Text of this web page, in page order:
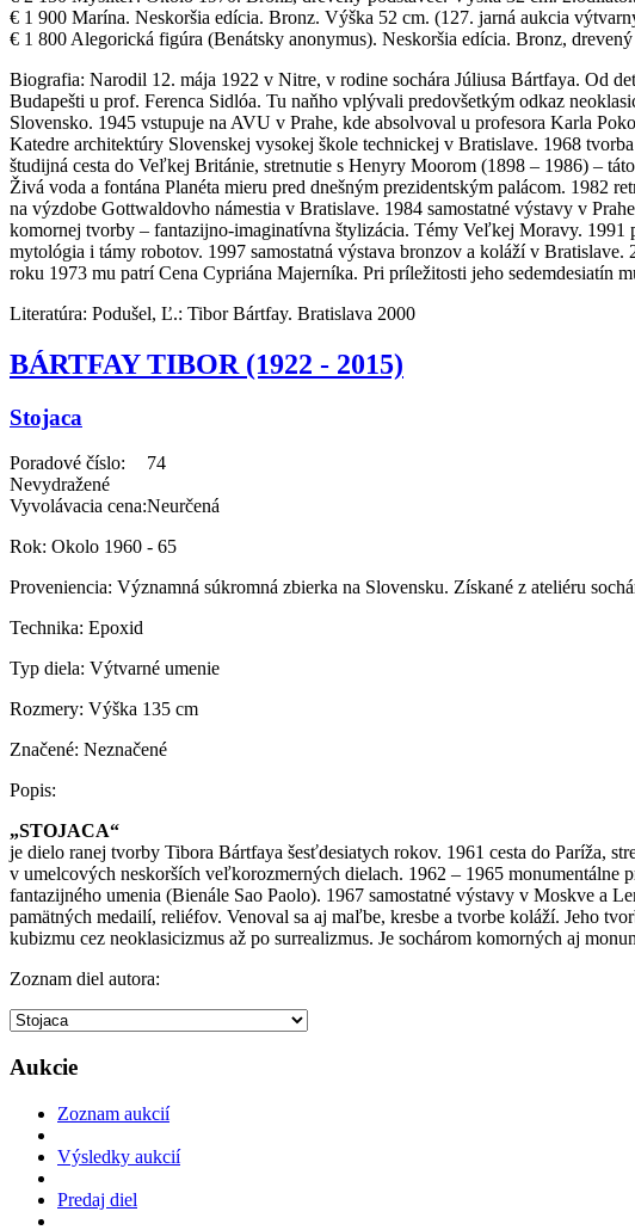
€ 1 900 Marína. Neskoršia edícia. Bronz. Výška 52 cm. (127. jarná aukcia
€ 1 800 Alegorická figúra (Benátsky anonymus). Neskoršia edícia. Bronz,
Biografia: Narodil 12. mája 1922 v Nitre, v rodine sochára Júliusa Bártfaya. Od
Budapešti u prof. Ferenca Sidlóa. Tu naňho vplývali predovšetkým odkaz
Slovensko. 1945 vstupuje na AVU v Prahe, kde absolvoval u profesora Karla
Katedre architektúry Slovenskej vysokej škole technickej v Bratislave. 1968
študijná cesta do Veľkej Británie, stretnutie s Henyry Moorom (1898 – 1986) –
Živá voda a fontána Planéta mieru pred dnešným prezidentským palácom. 1982
na výzdobe Gottwaldovho námestia v Bratislave. 1984 samostatné výstavy v
komornej tvorby – fantazijno-imaginatívna štylizácia. Témy Veľkej Moravy.
mytológia i támy robotov. 1997 samostatná výstava bronzov a koláží v
roku 1973 mu patrí Cena Cypriána Majerníka. Pri príležitosti jeho sedemdesiatín
Literatúra: Podušel, Ľ.: Tibor Bártfay. Bratislava 2000
BÁRTFAY TIBOR (1922 - 2015)
Stojaca
Poradové číslo:
74
Nevydražené
Vyvolávacia cena:Neurčená
Rok: Okolo 1960 - 65
Proveniencia: Významná súkromná zbierka na Slovensku. Získané z ateliéru
Technika: Epoxid
Typ diela: Výtvarné umenie
Rozmery: Výška 135 cm
Značené: Neznačené
Popis:
„STOJACA“
je dielo ranej tvorby Tibora Bártfaya šesťdesiatych rokov. 1961 cesta do Paríža,
v umelcových neskorších veľkorozmerných dielach. 1962 – 1965
fantazijného umenia (Bienále Sao Paolo). 1967 samostatné výstavy v Moskve a
pamätných medailí, reliéfov. Venoval sa aj maľbe, kresbe a tvorbe koláží. Jeho
kubizmu cez neoklasicizmus až po surrealizmus. Je sochárom komorných aj
Zoznam diel autora:
Aukcie
Zoznam aukcií
Výsledky aukcií
Predaj diel